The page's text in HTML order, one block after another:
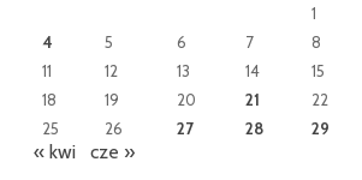
1
4
5 6 7 8
11
12 13 14 15
18
19 20 21 22
25
26 27 28 29
« kwi cze »